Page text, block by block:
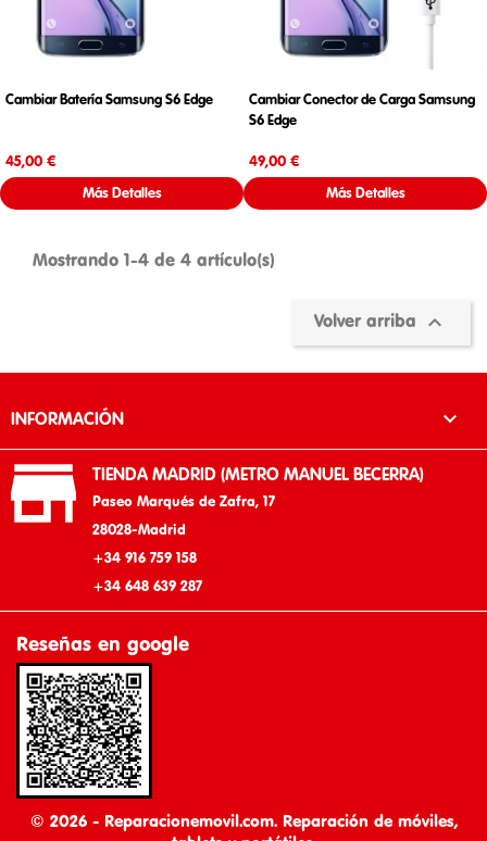
Cambiar Batería Samsung S6 Edge
45,00 €
Más Detalles
Cambiar Conector de Carga Samsung
S6 Edge
49,00 €
Más Detalles
Mostrando 1-4 de 4 artículo(s)
Volver arriba 
INFORMACIÓN 
 TIENDA MADRID (METRO MANUEL BECERRA)
Paseo Marqués de Zafra, 17
28028-Madrid
+34 916 759 158
+34 648 639 287
Reseñas en google
© 2026 - Reparacionemovil.com. Reparación de móviles,